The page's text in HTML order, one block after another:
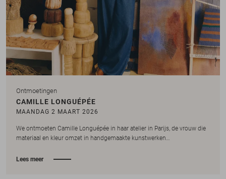
Ontmoetingen
CAMILLE LONGUÉPÉE
MAANDAG 2 MAART 2026
We ontmoeten Camille Longuépée in haar atelier in Parijs, de vrouw die
materiaal en kleur omzet in handgemaakte kunstwerken…
Lees meer